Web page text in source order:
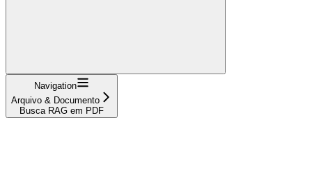
Navigation
Arquivo & Documento
Busca RAG em PDF